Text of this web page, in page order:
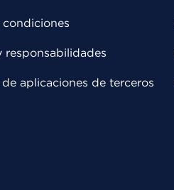
condiciones
responsabilidades
aplicaciones de terceros